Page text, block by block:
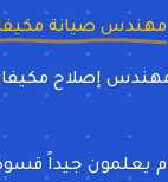
مهندس صيانة
نحن نوفر لك مهندس
يعلمون جيداً